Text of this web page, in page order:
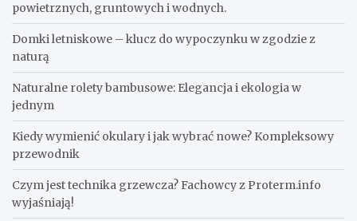
powietrznych, gruntowych i wodnych.
Domki letniskowe – klucz do wypoczynku w zgodzie z
naturą
Naturalne rolety bambusowe: Elegancja i ekologia w
jednym
Kiedy wymienić okulary i jak wybrać nowe? Kompleksowy
przewodnik
Czym jest technika grzewcza? Fachowcy z Proterm.info
wyjaśniają!